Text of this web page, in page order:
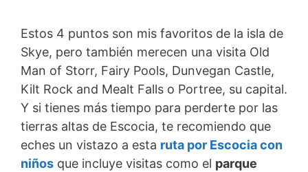
Estos 4 puntos son mis favoritos de la isla de
Skye, pero también merecen una visita Old
Man of Storr, Fairy Pools, Dunvegan Castle,
Kilt Rock and Mealt Falls o Portree, su capital.
Y si tienes más tiempo para perderte por las
tierras altas de Escocia, te recomiendo que
eches un vistazo a esta ruta por Escocia con
niños que incluye visitas como el parque